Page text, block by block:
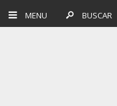
MENU BUSCAR